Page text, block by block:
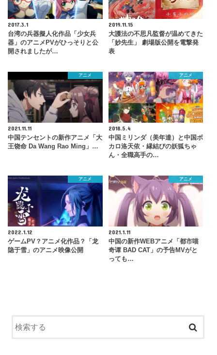
2017.3.1
台湾の兵器擬人化作品「少女兵
器」のアニメPVがひっそりと公
開されましたが…
2019.11.15
大護法の不思凡監督が温めてきた
「妙先生」 劇場版公開を電撃発
表
アニメ
2021.11.11
中国テンセントの新作アニメ「大
王饶命 Da Wang Rao Ming」…
アニメ
2018.5.4
中国ミリンダ（美年達）と中国ボ
カロ洛天依・縁結びの妖狐ちゃ
ん・全職高手の…
アニメ
2022.1.12
ゲームPV？アニメ化作品？「龙
隐于雪」のアニメ映像公開
アニメ
2021.1.11
中国の新作WEBアニメ「都市喵
奇谭 BAD CAT」の予告MVがと
っても…